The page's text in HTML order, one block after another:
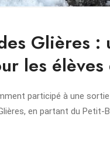
Glières :
les élèves
participé à une
en partant du Petit-